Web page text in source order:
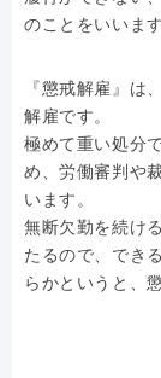
のことをいいます
『懲戒解雇』は
解雇です。
極めて重い処分
め、労働審判や
います。
無断欠勤を続け
たるので、でき
らかというと、